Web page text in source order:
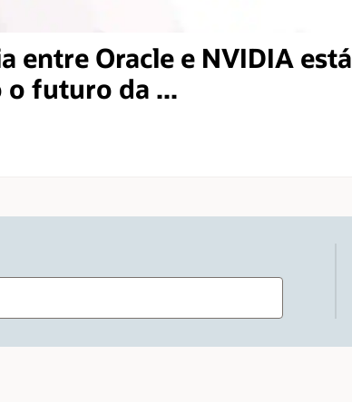
entre Oracle e NVIDIA está
futuro da ...
Type
search